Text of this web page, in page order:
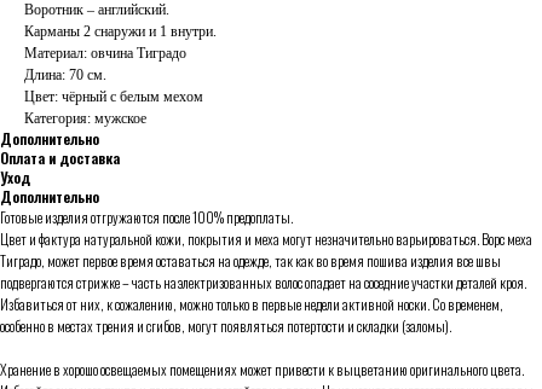
Воротник – английский.
Карманы 2 снаружи и 1 внутри.
Материал: овчина Тиградо
Длина: 70 см.
Цвет: чёрный c белым мехом
Категория: мужское
Дополнительно
Оплата и доставка
Уход
Дополнительно
Готовые изделия отгружаются после 100% предоплаты.
Цвет и фактура натуральной кожи, покрытия и меха могут незначительно варьироваться. Ворс меха
Тиградо, может первое время оставаться на одежде, так как во время пошива изделия все швы
подвергаются стрижке – часть наэлектризованных волос опадает на соседние участки деталей кроя.
Избавиться от них, к сожалению, можно только в первые недели активной носки. Со временем,
особенно в местах трения и сгибов, могут появляться потертости и складки (заломы).
Хранение в хорошо освещаемых помещениях может привести к выцветанию оригинального цвета.